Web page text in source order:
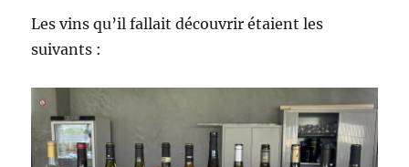
Les vins qu’il fallait découvrir étaient les
suivants :